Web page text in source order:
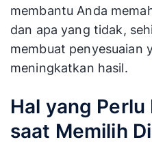
membantu Anda
dan apa yang tidak,
membuat penyesuaian
meningkatkan hasil.
Hal yang
saat Memilih